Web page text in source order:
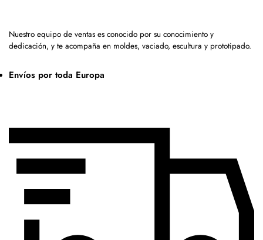
Nuestro equipo de ventas es conocido por su conocimiento y
dedicación, y te acompaña en moldes, vaciado, escultura y prototipado.
Envíos por toda Europa